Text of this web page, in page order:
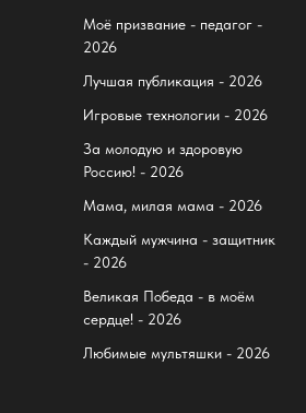
Моё призвание - педагог -
2026
Лучшая публикация - 2026
Игровые технологии - 2026
За молодую и здоровую
Россию! - 2026
Мама, милая мама - 2026
Каждый мужчина - защитник
- 2026
Великая Победа - в моём
сердце! - 2026
Любимые мультяшки - 2026